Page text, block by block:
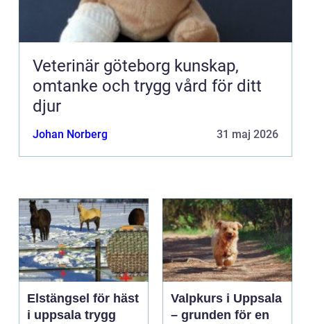
Veterinär göteborg kunskap,
omtanke och trygg vård för ditt
djur
Johan Norberg 31 maj 2026
Elstängsel för häst
i uppsala trygg
Valpkurs i Uppsala
– grunden för en